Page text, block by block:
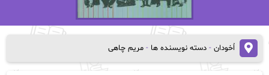
اُخودان- دسته نویسنده ها - مریم چاهی